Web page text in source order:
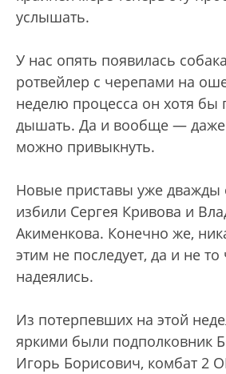
услышать.
У нас опять появилась
ротвейлер с черепами на
неделю процесса он хотя бы
дышать. Да и вообще — даже
можно привыкнуть.
Новые приставы уже дважды
избили Сергея Кривова и
Акименкова. Конечно же,
этим не последует, да и не
надеялись.
Из потерпевших на этой
яркими были подполковник
Игорь Борисович, комбат 2